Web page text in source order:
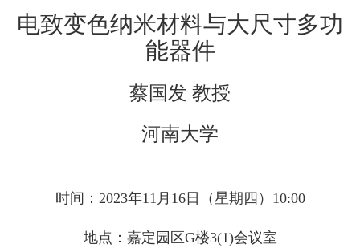
电致变色纳米材料与大尺寸多功
能器件
蔡国发 教授
河南大学
时间：2023年11月16日（星期四）10:00
地点：嘉定园区G楼3(1)会议室